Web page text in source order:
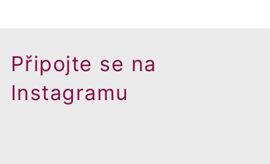
Připojte se na
Instagramu